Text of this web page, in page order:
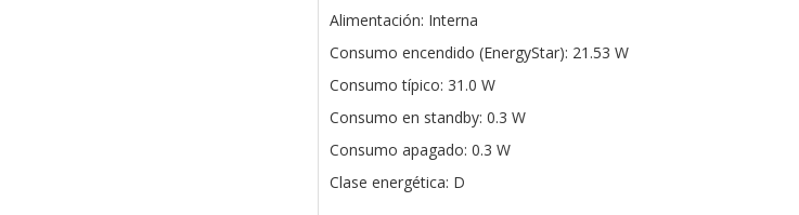
Alimentación: Interna
Consumo encendido (EnergyStar): 21.53 W
Consumo típico: 31.0 W
Consumo en standby: 0.3 W
Consumo apagado: 0.3 W
Clase energética: D